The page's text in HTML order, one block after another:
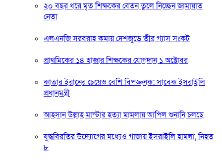
২০ বছর ধরে মৃত শিক্ষকের বেতন তুলে নিচ্ছেন জামায়াত
নেতা
এলএনজি সরবরাহ কমায় দেশজুড়ে তীব্র গ্যাস সংকট
প্রাথমিকের ১৪ হাজার শিক্ষকের যোগদান ১ অক্টোবর
কাতার ইরানের চেয়েও বেশি বিপজ্জনক: সাবেক ইসরাইলি
প্রধানমন্ত্রী
আহসান উল্লাহ মাস্টার হত্যা মামলায় আপিল শুনানি চলছে
যুদ্ধবিরতির উদ্যোগের মধ্যেও গাজায় ইসরাইলি হামলা, নিহত
৮